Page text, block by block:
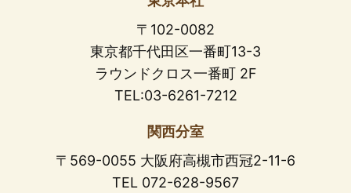
〒102-0082
東京都千代田区一番町13-3
ラウンドクロス一番町 2F
TEL:03-6261-7212
関西分室
〒569-0055 大阪府高槻市西冠2-11-6
TEL 072-628-9567